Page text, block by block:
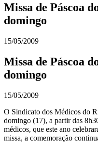
Missa de Páscoa
domingo
15/05/2009
Missa de Páscoa
domingo
15/05/2009
O Sindicato dos Médicos do
domingo (17), a partir das
médicos, que este ano
missa, a comemoração